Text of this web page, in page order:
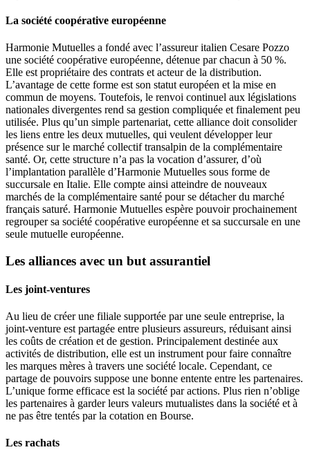
La société coopérative européenne
Harmonie Mutuelles a fondé avec l’assureur italien Cesare Pozzo
une société coopérative européenne, détenue par chacun à 50 %.
Elle est propriétaire des contrats et acteur de la distribution.
L’avantage de cette forme est son statut européen et la mise en
commun de moyens. Toutefois, le renvoi continuel aux législations
nationales divergentes rend sa gestion compliquée et finalement peu
utilisée. Plus qu’un simple partenariat, cette alliance doit consolider
les liens entre les deux mutuelles, qui veulent développer leur
présence sur le marché collectif transalpin de la complémentaire
santé. Or, cette structure n’a pas la vocation d’assurer, d’où
l’implantation parallèle d’Harmonie Mutuelles sous forme de
succursale en Italie. Elle compte ainsi atteindre de nouveaux
marchés de la complémentaire santé pour se détacher du marché
français saturé. Harmonie Mutuelles espère pouvoir prochainement
regrouper sa société coopérative européenne et sa succursale en une
seule mutuelle européenne.
Les alliances avec un but assurantiel
Les joint-ventures
Au lieu de créer une filiale supportée par une seule entreprise, la
joint-venture est partagée entre plusieurs assureurs, réduisant ainsi
les coûts de création et de gestion. Principalement destinée aux
activités de distribution, elle est un instrument pour faire connaître
les marques mères à travers une société locale. Cependant, ce
partage de pouvoirs suppose une bonne entente entre les partenaires.
L’unique forme efficace est la société par actions. Plus rien n’oblige
les partenaires à garder leurs valeurs mutualistes dans la société et à
ne pas être tentés par la cotation en Bourse.
Les rachats